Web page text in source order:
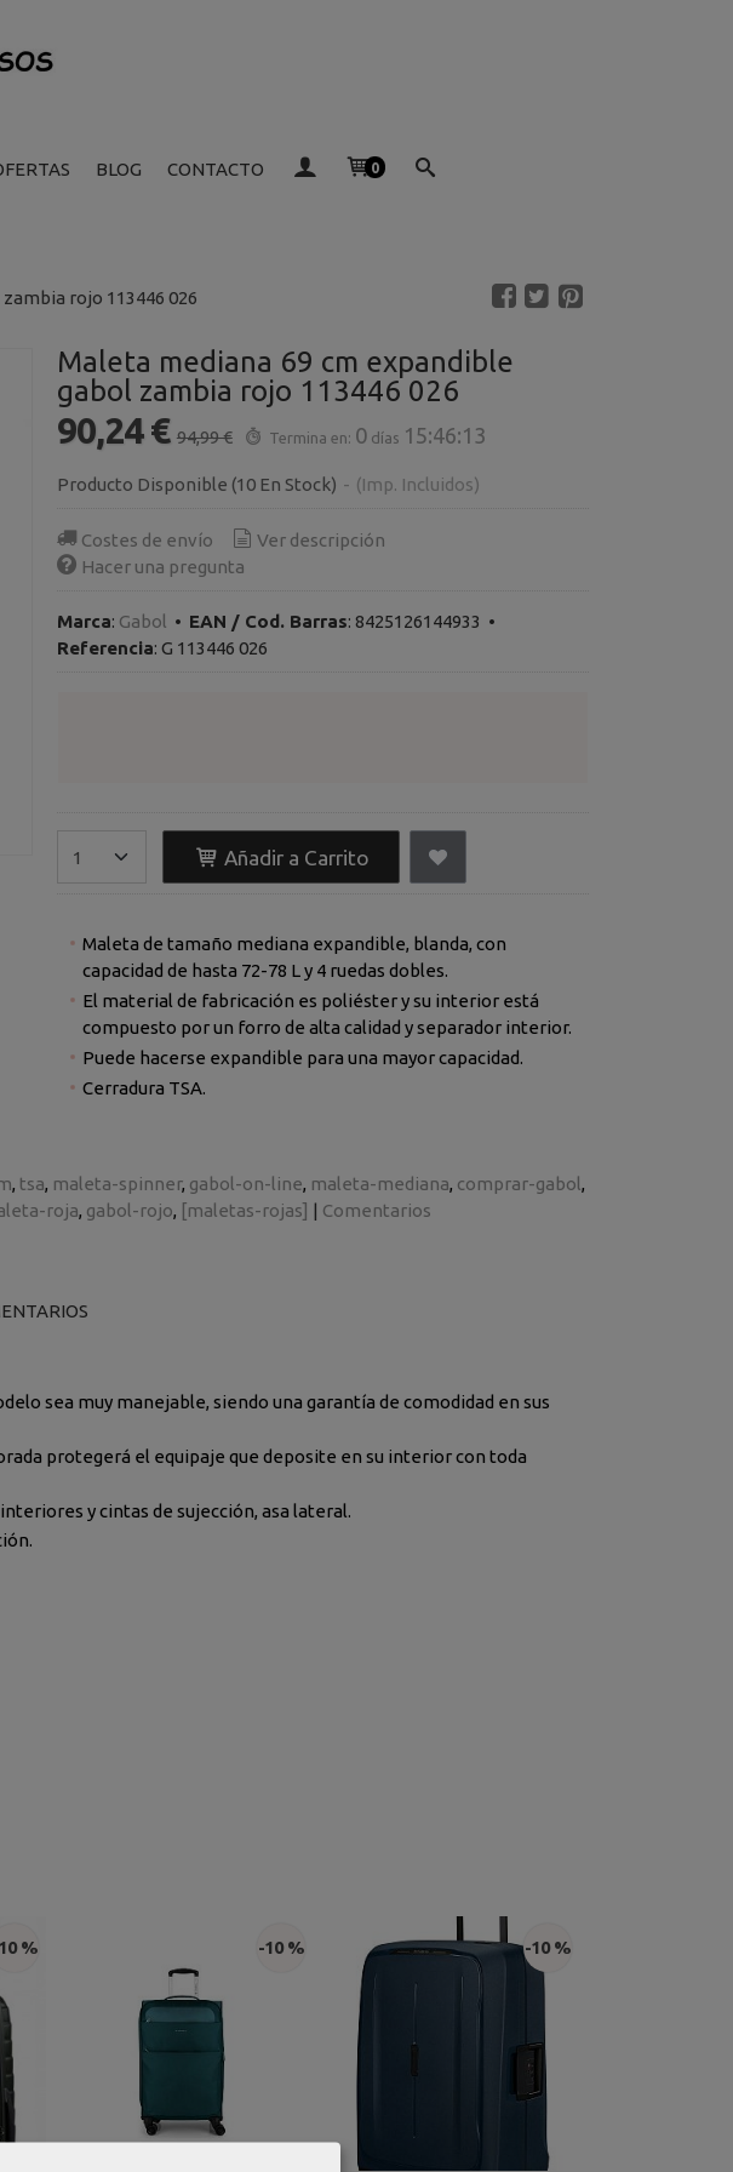
BLOG CONTACTO 0
rojo 113446 026
Maleta mediana 69 cm expandible
gabol zambia rojo 113446 026
90,24 € 94,99 € Termina en: 0 días 15:46:12
Producto Disponible (10 En Stock) - (Imp. Incluidos)
Costes de envío
Ver descripción
Hacer una pregunta
Marca: Gabol • EAN / Cod. Barras: 8425126144933 •
Referencia: G 113446 026
Añadir a Carrito
Maleta de tamaño mediana expandible, blanda, con
capacidad de hasta 72-78 L y 4 ruedas dobles.
El material de fabricación es poliéster y su interior está
compuesto por un forro de alta calidad y separador interior.
Puede hacerse expandible para una mayor capacidad.
Cerradura TSA.
tsa maleta-spinner gabol-on-line maleta-mediana comprar-gabol
roja gabol-rojo [maletas-rojas] | Comentarios
sea muy manejable, siendo una garantía de comodidad en sus
protegerá el equipaje que deposite en su interior con toda
y cintas de sujección, asa lateral.
% -10 % -10 %